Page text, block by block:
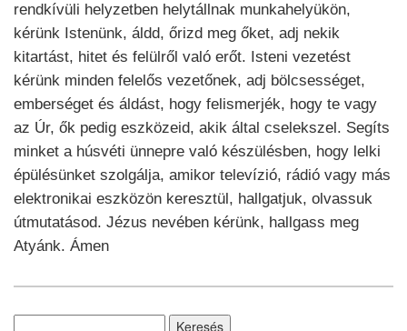
rendkívüli helyzetben helytállnak munkahelyükön,
kérünk Istenünk, áldd, őrizd meg őket, adj nekik
kitartást, hitet és felülről való erőt. Isteni vezetést
kérünk minden felelős vezetőnek, adj bölcsességet,
emberséget és áldást, hogy felismerjék, hogy te vagy
az Úr, ők pedig eszközeid, akik által cselekszel. Segíts
minket a húsvéti ünnepre való készülésben, hogy lelki
épülésünket szolgálja, amikor televízió, rádió vagy más
elektronikai eszközön keresztül, hallgatjuk, olvassuk
útmutatásod. Jézus nevében kérünk, hallgass meg
Atyánk. Ámen